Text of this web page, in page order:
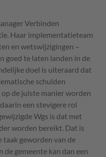
Verbinden
Haar implementatieteam
en wetswijzigingen –
goed te laten landen in de
doel is uiteraard dat
schulden
de juiste manier worden
een stevigere rol
Wgs is dat met
worden bereikt. Dat is
taak geworden van de
gemeente kan dan een